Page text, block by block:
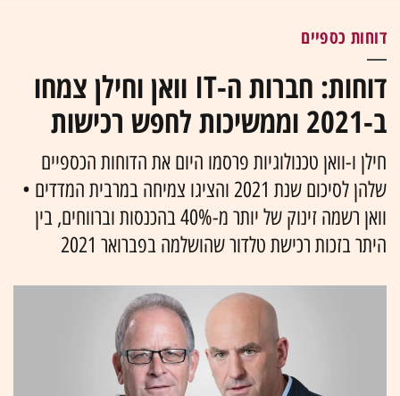
דוחות כספיים
דוחות: חברות ה-IT וואן וחילן צמחו
ב-2021 וממשיכות לחפש רכישות
חילן ו-וואן טכנולוגיות פרסמו היום את הדוחות הכספיים
שלהן לסיכום שנת 2021 והציגו צמיחה במרבית המדדים •
וואן רשמה זינוק של יותר מ-40% בהכנסות וברווחים, בין
היתר בזכות רכישת טלדור שהושלמה בפברואר 2021